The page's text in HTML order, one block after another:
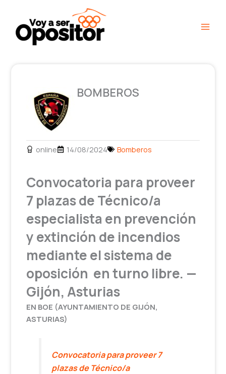
contenido
BOMBEROS
online 14/08/2024 Bomberos
Convocatoria para proveer
7 plazas de Técnico/a
especialista en prevención
y extinción de incendios
mediante el sistema de
oposición en turno libre. —
Gijón, Asturias
EN BOE (AYUNTAMIENTO DE GIJÓN,
ASTURIAS)
Convocatoria para proveer 7
plazas de Técnico/a